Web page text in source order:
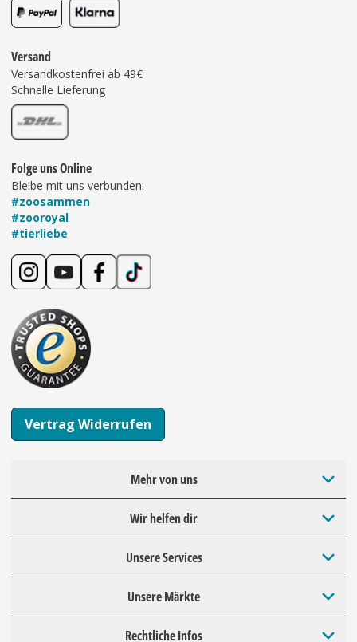
Versand
Versandkostenfrei ab 49€
Schnelle Lieferung
Folge uns Online
Bleibe mit uns verbunden:
#zoosammen
#zooroyal
#tierliebe
Vertrag Widerrufen
Mehr von uns
Wir helfen dir
Unsere Services
Unsere Märkte
Rechtliche Infos